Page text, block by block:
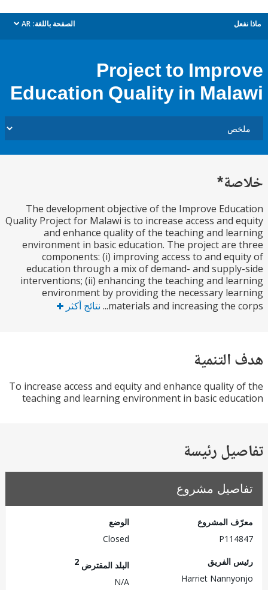
الصفحة باللغة: AR
dropdown
Project to
Education Quality in
The development objective of the Improve
Quality Project for Malawi is to increase access and
and enhance quality of the teaching and
environment in basic education. The project
components: (i) improving access to and
education through a mix of demand- and
interventions; (ii) enhancing the teaching and
environment by providing the necessary
materials and increasing the نتائج أكثر
To increase access and equity and enhance quality
teaching and learning environment in basic
رئيسة
مشروع
المشروع
الفريق
Harriet
البلد المقترض